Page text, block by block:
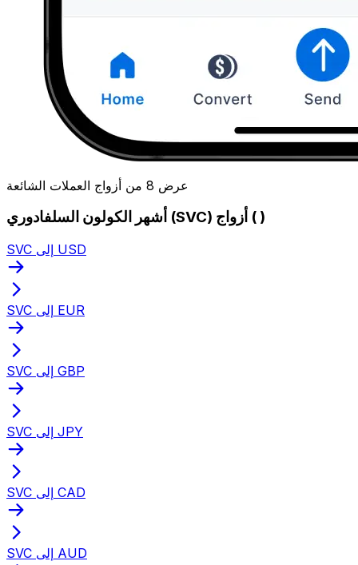
عرض 8 من أزواج العملات الشائعة
أشهر الكولون السلفادوري (SVC) أزواج ( )
SVC إلى USD
SVC إلى EUR
SVC إلى GBP
SVC إلى JPY
SVC إلى CAD
SVC إلى AUD